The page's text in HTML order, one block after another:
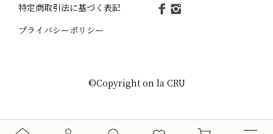
特定商取引法に基づく表記
プライバシーポリシー
©Copyright on la CRU